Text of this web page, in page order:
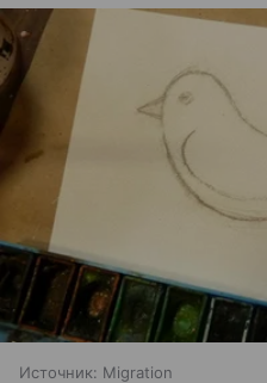
Источник: Migration